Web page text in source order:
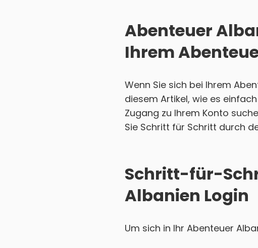
Abenteuer
Ihrem
Wenn Sie sich bei Ihrem
diesem Artikel, wie es
Zugang zu Ihrem Konto
Sie Schritt für Schritt durch
Schritt-für-
Albanien Login
Um sich in Ihr Abenteuer